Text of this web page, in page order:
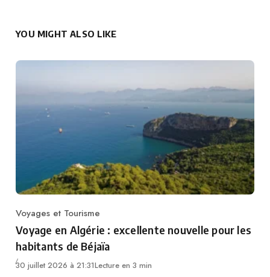
YOU MIGHT ALSO LIKE
Category
Voyages et Tourisme
Voyage en Algérie : excellente nouvelle pour les
habitants de Béjaïa
30 juillet 2026 à 21:31Lecture en 3 min